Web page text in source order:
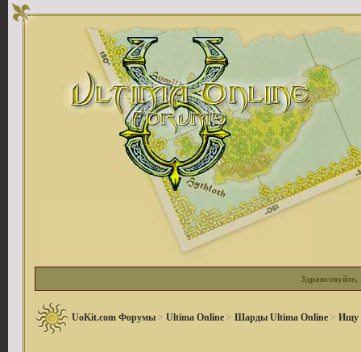
Здравствуйте,
UoKit.com Форумы > Ultima Online > Шарды Ultima Online > Ищу